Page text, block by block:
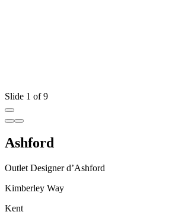
Slide 1 of 9
Ashford
Outlet Designer d’Ashford
Kimberley Way
Kent